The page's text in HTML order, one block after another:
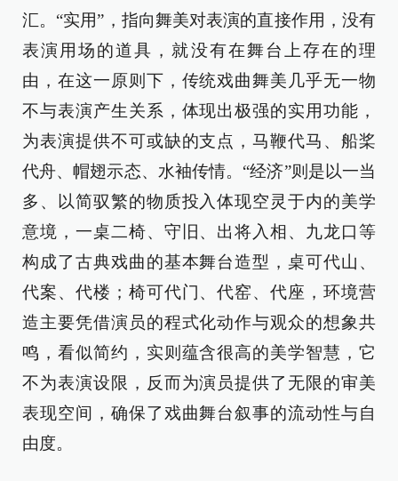
汇。“实用”，指向舞美对表演的直接作用，没有
表演用场的道具，就没有在舞台上存在的理
由，在这一原则下，传统戏曲舞美几乎无一物
不与表演产生关系，体现出极强的实用功能，
为表演提供不可或缺的支点，马鞭代马、船桨
代舟、帽翅示态、水袖传情。“经济”则是以一当
多、以简驭繁的物质投入体现空灵于内的美学
意境，一桌二椅、守旧、出将入相、九龙口等
构成了古典戏曲的基本舞台造型，桌可代山、
代案、代楼；椅可代门、代窑、代座，环境营
造主要凭借演员的程式化动作与观众的想象共
鸣，看似简约，实则蕴含很高的美学智慧，它
不为表演设限，反而为演员提供了无限的审美
表现空间，确保了戏曲舞台叙事的流动性与自
由度。